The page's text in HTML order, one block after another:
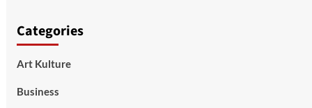
Categories
Art Kulture
Business